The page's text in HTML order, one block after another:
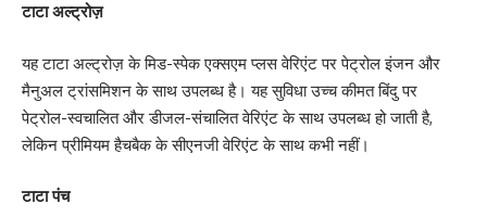
टाटा अल्ट्रोज़
यह टाटा अल्ट्रोज़ के मिड-स्पेक एक्सएम प्लस वेरिएंट पर पेट्रोल इंजन और
मैनुअल ट्रांसमिशन के साथ उपलब्ध है। यह सुविधा उच्च कीमत बिंदु पर
पेट्रोल-स्वचालित और डीजल-संचालित वेरिएंट के साथ उपलब्ध हो जाती है,
लेकिन प्रीमियम हैचबैक के सीएनजी वेरिएंट के साथ कभी नहीं।
टाटा पंच